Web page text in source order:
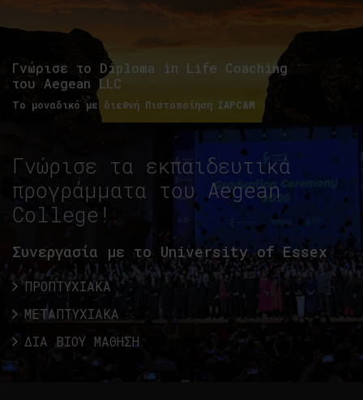
Γνώρισε το Diploma in Life Coaching
του Aegean LLC
Το μοναδικό με διεθνή Πιστοποίηση IAPC&M
Γνώρισε τα εκπαιδευτικά
προγράμματα του Aegean
College!
Συνεργασία με το University of Essex
ΠΡΟΠΤΥΧΙΑΚΑ
ΜΕΤΑΠΤΥΧΙΑΚΑ
ΔΙΑ ΒΙΟΥ ΜΑΘΗΣΗ